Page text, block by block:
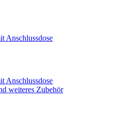
Anschlussdose
Anschlussdose
weiteres Zubehör